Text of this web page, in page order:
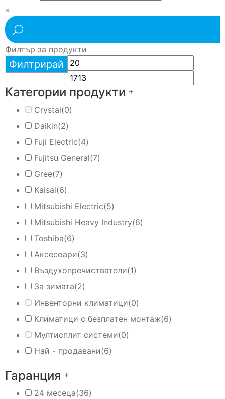
×
Филтър за продукти
Филтрирай
Категории продукти +
Crystal(0)
Daikin(2)
Fuji Electric(4)
Fujitsu General(7)
Gree(7)
Kaisai(6)
Mitsubishi Electric(5)
Mitsubishi Heavy Industry(6)
Toshiba(6)
Аксесоари(3)
Въздухопречистватели(1)
За зимата(2)
Инвенторни климатици(0)
Климатици с безплатен монтаж(6)
Мултисплит системи(0)
Най - продавани(6)
Гаранция +
24 месеца(36)